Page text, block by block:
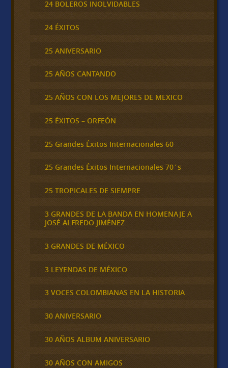
24 BOLEROS INOLVIDABLES
24 ÉXITOS
25 ANIVERSARIO
25 AÑOS CANTANDO
25 AÑOS CON LOS MEJORES DE MEXICO
25 ÉXITOS – ORFEÓN
25 Grandes Éxitos Internacionales 60
25 Grandes Éxitos Internacionales 70´s
25 TROPICALES DE SIEMPRE
3 GRANDES DE LA BANDA EN HOMENAJE A
JOSÉ ALFREDO JIMÉNEZ
3 GRANDES DE MÉXICO
3 LEYENDAS DE MÉXICO
3 VOCES COLOMBIANAS EN LA HISTORIA
30 ANIVERSARIO
30 AÑOS ALBUM ANIVERSARIO
30 AÑOS CON AMIGOS